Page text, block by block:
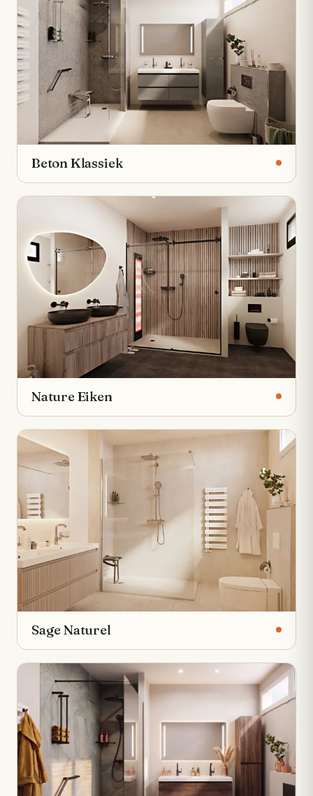
Beton Klassiek
Nature Eiken
Sage Naturel